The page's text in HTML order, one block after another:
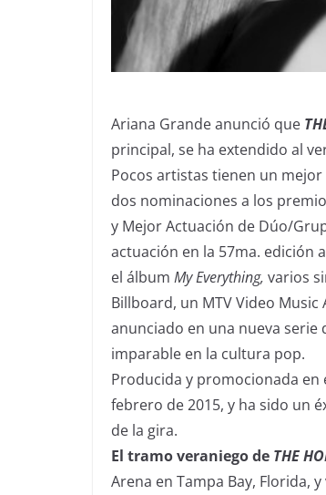
Ariana Grande anunció que
principal, se ha extendido al
Pocos artistas tienen un
dos nominaciones a los
y Mejor Actuación de Dúo/
actuación en la 57ma. edición
el álbum My Everything, varios
Billboard, un MTV Video
anunciado en una nueva serie
imparable en la cultura pop.
Producida y promocionada en
febrero de 2015, y ha sido un
de la gira.
El tramo veraniego de THE
Arena en Tampa Bay, Florida,